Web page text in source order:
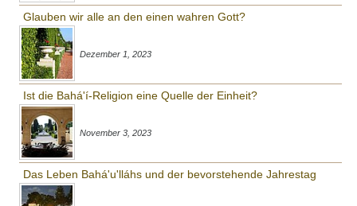
Glauben wir alle an den einen wahren Gott?
Dezember 1, 2023
Ist die Bahá'í-Religion eine Quelle der Einheit?
November 3, 2023
Das Leben Bahá'u'lláhs und der bevorstehende Jahrestag